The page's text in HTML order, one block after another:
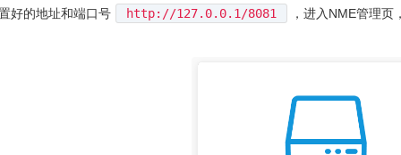
好的地址和端口号 http://127.0.0.1/8081 ，进入NME管理